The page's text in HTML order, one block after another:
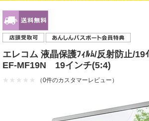
エレコム 液晶保護ﾌｨﾙﾑ/反射防止/19
EF-MF19N 19インチ(5:4)
（0件のカスタマーレビュー）